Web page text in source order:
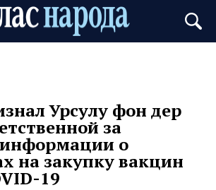
Урсулу фон дер
за
о
на закупку вакцин
19